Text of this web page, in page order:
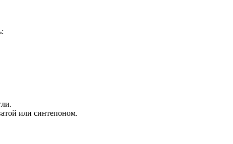
или синтепоном.